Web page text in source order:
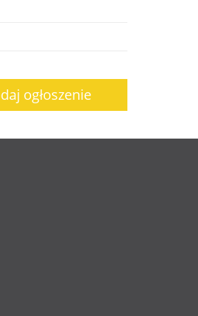
ogłoszenie